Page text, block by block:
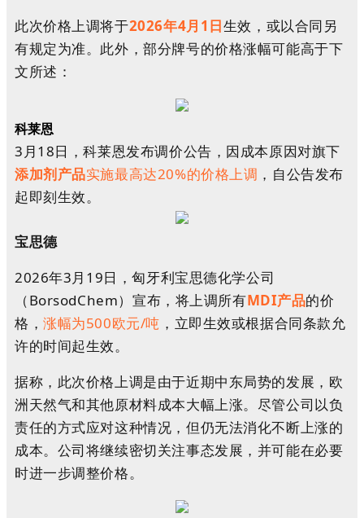
此次价格上调将于2026年4月1日生效，或以合同另
有规定为准。此外，部分牌号的价格涨幅可能高于下
文所述：
科莱恩
3月18日，科莱恩发布调价公告，因成本原因对旗下
添加剂产品实施最高达20%的价格上调 ，自公告发布
起即刻生效。
宝思德
2026年3月19日，匈牙利宝思德化学公司
（BorsodChem）宣布，将上调所有MDI产品的价
格，涨幅为500欧元/吨 ，立即生效或根据合同条款允
许的时间起生效。
据称，此次价格上调是由于近期中东局势的发展，欧
洲天然气和其他原材料成本大幅上涨。尽管公司以负
责任的方式应对这种情况，但仍无法消化不断上涨的
成本。公司将继续密切关注事态发展，并可能在必要
时进一步调整价格。